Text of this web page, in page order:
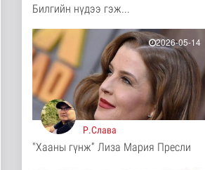
COP17-ын зочид,
төлөөлөгчдөд үйлчлэх
250 орчим ж..
Нийгэм
13 цаг 26 минутын өмнө
Шатахууны нөөцийг
нэмэгдүүлэх,
доголдлыг арилгах..
Нийгэм
14 цаг 30 минутын өмнө
Нийслэлийн иргэдийн
Билгийн нүдээ гэж...
2026-05-14
Р.Слава
"Хааны гүнж” Лиза Мария Пресли